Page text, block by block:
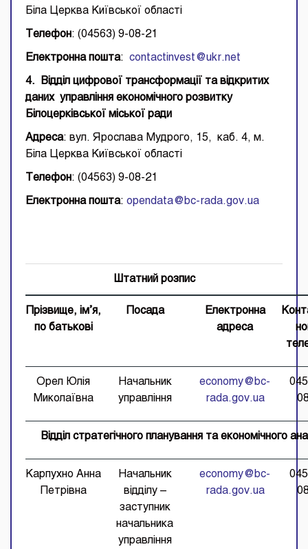
Біла Церква Київської області
Телефон : (04563) 9-08-21
Електронна пошта: contactinvest@ukr.net
4. Відділ цифрової трансформації та відкритих
даних управління економічного розвитку
Білоцерківської міської ради
Адреса: вул. Ярослава Мудрого, 15, каб. 4, м.
Біла Церква Київської області
Телефон : (04563) 9-08-21
Електронна пошта: opendata@bc-rada.gov.ua
Штатний розпис
Прізвище, ім’я,
по батькові
Посада
Електронна
адреса
Орел Юлія
Миколаївна
Начальник
управління
eсonomy@bc-
rada.gov.ua
Відділ стратегічного планування та економічного
Карпухно Анна
Петрівна
Начальник
відділу –
заступник
начальника
управління
eсonomy@bc-
rada.gov.ua